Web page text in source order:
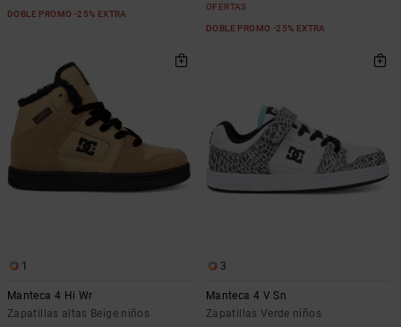
DOBLE PROMO -25% EXTRA
OFERTAS
DOBLE PROMO -25% EXTRA
1
Manteca 4 Hi Wr
Zapatillas altas Beige niños
3
Manteca 4 V Sn
Zapatillas Verde niños